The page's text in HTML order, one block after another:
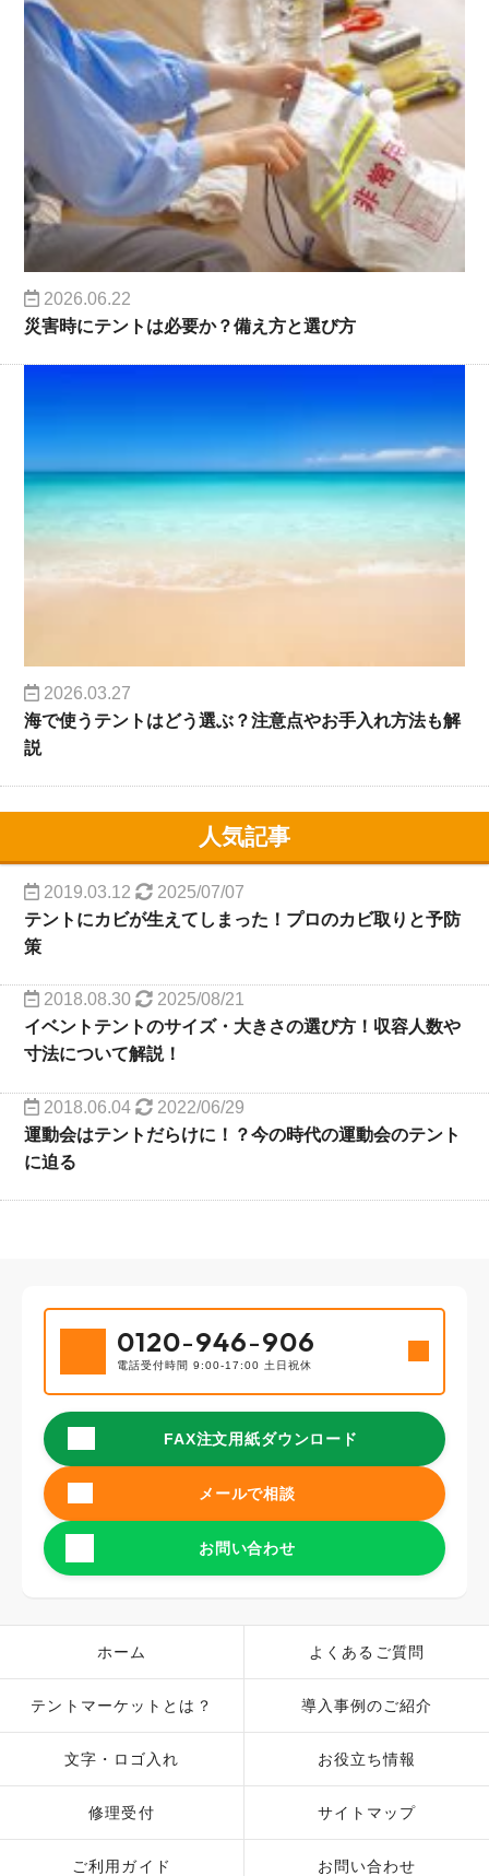
2026.06.22
災害時にテントは必要か？備え方と選び方
2026.03.27
海で使うテントはどう選ぶ？注意点やお手入れ方法も解
説
人気記事
2019.03.12
2025/07/07
テントにカビが生えてしまった！プロのカビ取りと予防
策
2018.08.30
2025/08/21
イベントテントのサイズ・大きさの選び方！収容人数や
寸法について解説！
2018.06.04
2022/06/29
運動会はテントだらけに！？今の時代の運動会のテント
に迫る
0120-946-906
電話受付時間 9:00-17:00 土日祝休
FAX注文用紙ダウンロード
メールで相談
お問い合わせ
ホーム
テントマーケットとは？
文字・ロゴ入れ
修理受付
ご利用ガイド
よくあるご質問
導入事例のご紹介
お役立ち情報
サイトマップ
お問い合わせ